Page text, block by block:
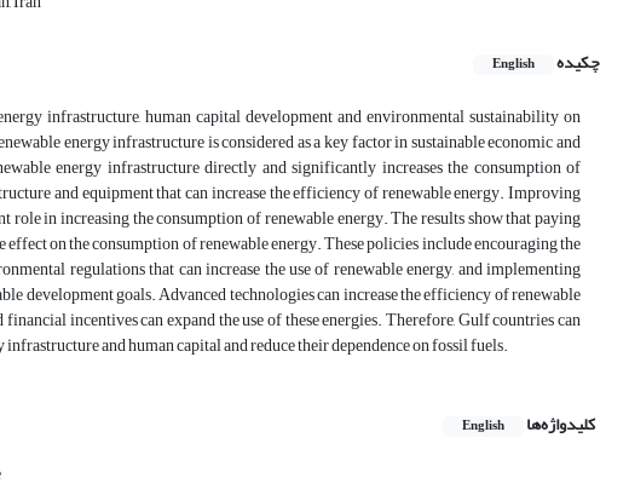
چکیده
English
infrastructure, human capital development and environmental sustainability on
energy infrastructure is considered as a key factor in sustainable economic and
energy infrastructure directly and significantly increases the consumption of
and equipment that can increase the efficiency of renewable energy. Improving
in increasing the consumption of renewable energy. The results show that paying
on the consumption of renewable energy. These policies include encouraging the
regulations that can increase the use of renewable energy, and implementing
development goals. Advanced technologies can increase the efficiency of renewable
incentives can expand the use of these energies. Therefore, Gulf countries can
and human capital and reduce their dependence on fossil fuels.
کلیدواژه‌ها English